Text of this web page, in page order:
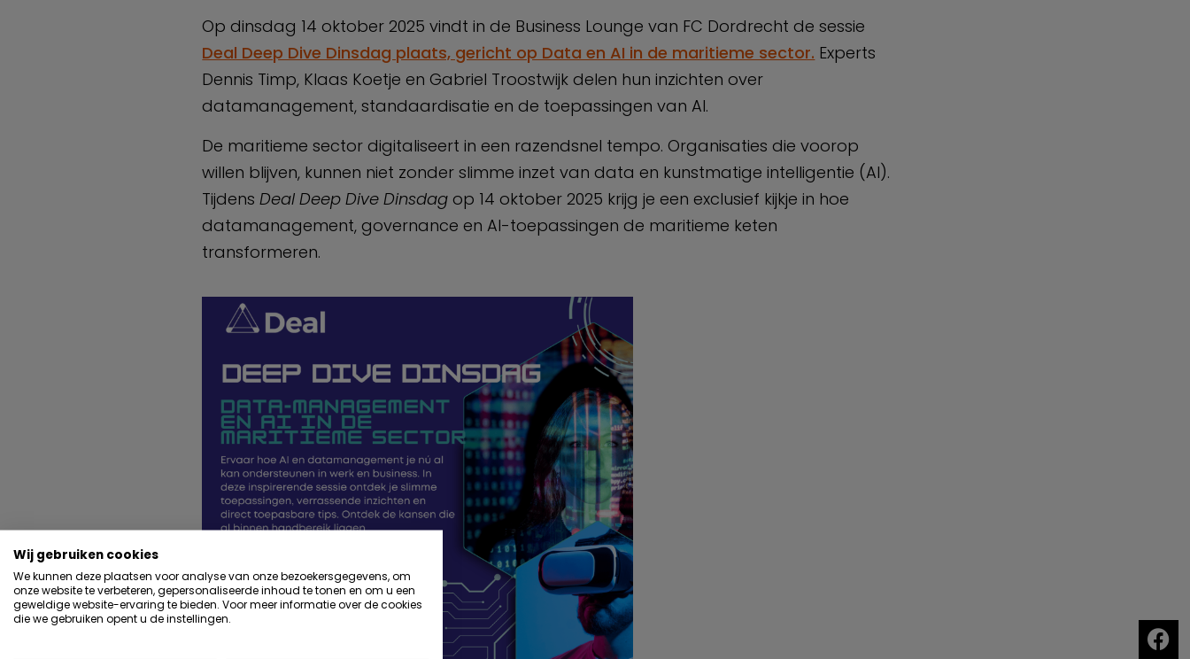
Op dinsdag 14 oktober 2025 vindt in de Business Lounge van FC Dordrecht de sessie
Deal Deep Dive Dinsdag plaats, gericht op Data en AI in de maritieme sector. Experts
Dennis Timp, Klaas Koetje en Gabriel Troostwijk delen hun inzichten over
datamanagement, standaardisatie en de toepassingen van AI.
De maritieme sector digitaliseert in een razendsnel tempo. Organisaties die voorop
willen blijven, kunnen niet zonder slimme inzet van data en kunstmatige intelligentie (AI).
TijdensDeal Deep Dive Dinsdag op 14 oktober 2025 krijg je een exclusief kijkje in hoe
datamanagement, governance en AI-toepassingen de maritieme keten
transformeren.
Wij gebruiken cookies
We kunnen deze plaatsen voor analyse van onze bezoekersgegevens, om
onze website te verbeteren, gepersonaliseerde inhoud te tonen en om u een
geweldige website-ervaring te bieden. Voor meer informatie over de cookies
die we gebruiken opent u de instellingen.